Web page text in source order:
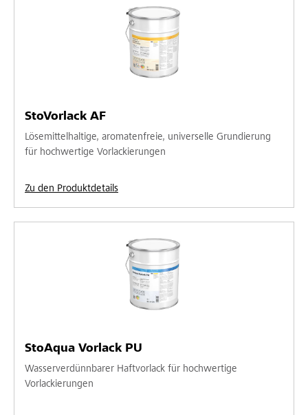
StoVorlack AF
Lösemittelhaltige, aromatenfreie, universelle Grundierung
für hochwertige Vorlackierungen
Zu den Produktdetails
StoAqua Vorlack PU
Wasserverdünnbarer Haftvorlack für hochwertige
Vorlackierungen